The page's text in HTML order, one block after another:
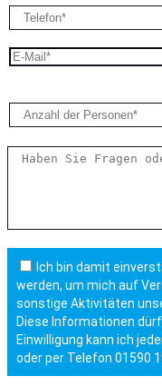
Ich bin damit
werden, um mich auf
sonstige Aktivitäten
Diese Informationen
Einwilligung kann ich
oder per Telefon 01590